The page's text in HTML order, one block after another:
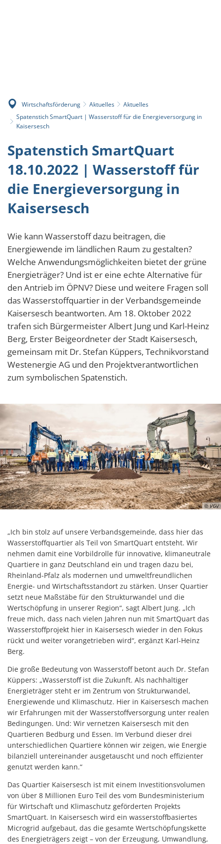
Wirtschaftsförderung Aktuelles
Aktuelles
Spatenstich SmartQuart | Wasserstoff für die Energieversorgung in
Kaisersesch
Spatenstich SmartQuart
18.10.2022 | Wasserstoff für
die Energieversorgung in
Kaisersesch
Wie kann Wasserstoff dazu beitragen, die
Energiewende im ländlichen Raum zu gestalten?
Welche Anwendungsmöglichkeiten bietet der grüne
Energieträger? Und ist er eine echte Alternative für
den Antrieb im ÖPNV? Diese und weitere Fragen soll
das Wasserstoffquartier in der Verbandsgemeinde
Kaisersesch beantworten. Am 18. Oktober 2022
trafen sich Bürgermeister Albert Jung und Karl-Heinz
Berg, Erster Beigeordneter der Stadt Kaisersesch,
gemeinsam mit Dr. Stefan Küppers, Technikvorstand
Westenergie AG und den Projektverantwortlichen
zum symbolischen Spatenstich.
© VGV
„Ich bin stolz auf unsere Verbandsgemeinde, dass hier das
Wasserstoffquartier als Teil von SmartQuart entsteht. Wir
nehmen damit eine Vorbildrolle für innovative, klimaneutrale
Quartiere in ganz Deutschland ein und tragen dazu bei,
Rheinland-Pfalz als modernen und umweltfreundlichen
Energie- und Wirtschaftsstandort zu stärken. Unser Quartier
setzt neue Maßstäbe für den Strukturwandel und die
Wertschöpfung in unserer Region“, sagt Albert Jung. „Ich
freue mich, dass nach vielen Jahren nun mit SmartQuart das
Wasserstoffprojekt hier in Kaisersesch wieder in den Fokus
rückt und weiter vorangetrieben wird“, ergänzt Karl-Heinz
Berg.
Die große Bedeutung von Wasserstoff betont auch Dr. Stefan
Küppers: „Wasserstoff ist die Zukunft. Als nachhaltiger
Energieträger steht er im Zentrum von Strukturwandel,
Energiewende und Klimaschutz. Hier in Kaisersesch machen
wir Erfahrungen mit der Wasserstoffversorgung unter realen
Bedingungen. Und: Wir vernetzen Kaisersesch mit den
Quartieren Bedburg und Essen. Im Verbund dieser drei
unterschiedlichen Quartiere können wir zeigen, wie Energie
bilanziell untereinander ausgetauscht und noch effizienter
genutzt werden kann.“
Das Quartier Kaisersesch ist mit einem Investitionsvolumen
von über 8 Millionen Euro Teil des vom Bundesministerium
für Wirtschaft und Klimaschutz geförderten Projekts
SmartQuart. In Kaisersesch wird ein wasserstoffbasiertes
Microgrid aufgebaut, das die gesamte Wertschöpfungskette
des Energieträgers zeigt – von der Erzeugung, Umwandlung,